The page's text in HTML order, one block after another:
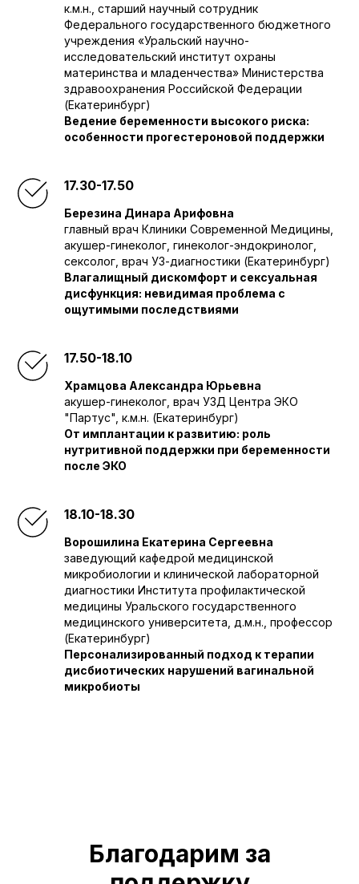
к.м.н., старший научный сотрудник
Федерального государственного бюджетного
учреждения «Уральский научно-
исследовательский институт охраны
материнства и младенчества» Министерства
здравоохранения Российской Федерации
(Екатеринбург)
Ведение беременности высокого риска:
особенности прогестероновой поддержки
17.30-17.50
Березина Динара Арифовна
главный врач Клиники Современной Медицины,
акушер-гинеколог, гинеколог-эндокринолог,
сексолог, врач УЗ-диагностики (Екатеринбург)
Влагалищный дискомфорт и сексуальная
дисфункция: невидимая проблема с
ощутимыми последствиями
17.50-18.10
Храмцова Александра Юрьевна
акушер-гинеколог, врач УЗД Центра ЭКО
"Партус", к.м.н. (Екатеринбург)
От имплантации к развитию: роль
нутритивной поддержки при беременности
после ЭКО
18.10-18.30
Ворошилина Екатерина Сергеевна
заведующий кафедрой медицинской
микробиологии и клинической лабораторной
диагностики Института профилактической
медицины Уральского государственного
медицинского университета, д.м.н., профессор
(Екатеринбург)
Персонализированный подход к терапии
дисбиотических нарушений вагинальной
микробиоты
Благодарим за